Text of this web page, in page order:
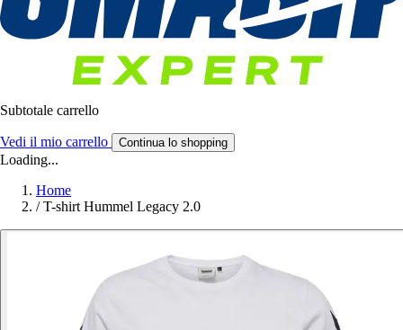
Subtotale carrello
Vedi il mio carrello Continua lo shopping
Loading...
Home
/ T-shirt Hummel Legacy 2.0